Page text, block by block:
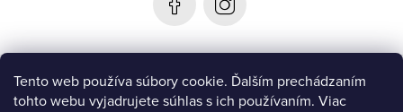
Tento web používa súbory cookie. Ďalším prechádzaním
tohto webu vyjadrujete súhlas s ich používaním. Viac
Informácie pre vás